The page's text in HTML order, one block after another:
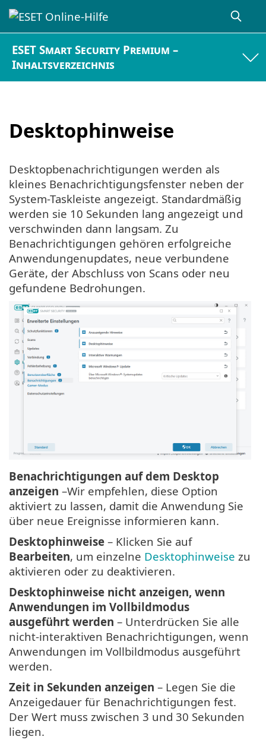
ESET Smart Security Premium –
Inhaltsverzeichnis
Desktophinweise
Desktopbenachrichtigungen werden als
kleines Benachrichtigungsfenster neben der
System-Taskleiste angezeigt. Standardmäßig
werden sie 10 Sekunden lang angezeigt und
verschwinden dann langsam. Zu
Benachrichtigungen gehören erfolgreiche
Anwendungenupdates, neue verbundene
Geräte, der Abschluss von Scans oder neu
gefundene Bedrohungen.
Benachrichtigungen auf dem Desktop
anzeigen –Wir empfehlen, diese Option
aktiviert zu lassen, damit die Anwendung Sie
über neue Ereignisse informieren kann.
Desktophinweise – Klicken Sie auf
Bearbeiten, um einzelne Desktophinweise zu
aktivieren oder zu deaktivieren.
Desktophinweise nicht anzeigen, wenn
Anwendungen im Vollbildmodus
ausgeführt werden – Unterdrücken Sie alle
nicht-interaktiven Benachrichtigungen, wenn
Anwendungen im Vollbildmodus ausgeführt
werden.
Zeit in Sekunden anzeigen – Legen Sie die
Anzeigedauer für Benachrichtigungen fest.
Der Wert muss zwischen 3 und 30 Sekunden
liegen.